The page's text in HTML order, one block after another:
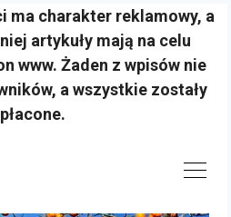
ma charakter reklamowy, a
artykuły mają na celu
www. Żaden z wpisów nie
a wszystkie zostały